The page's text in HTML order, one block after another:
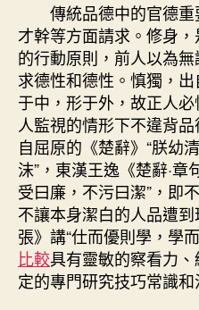
傳統品德中的官德
才幹等方面請求。修身
的行動原則，前人以為
求德性和德性。慎獨，
于中，形于外，故正人
人監視的情形下不違背
自屈原的《楚辭》“朕幼
沫”，東漢王逸《楚辭·章
受曰廉，不污曰潔”，即
不讓本身潔白的人品遭
張》講“仕而優則學，學
比較具有靈敏的察看力
定的專門研究技巧常識和